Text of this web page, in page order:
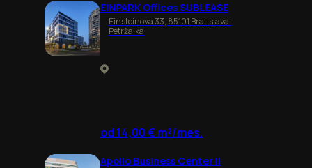
EINPARK Offices SUBLEASE
Einsteinova 33, 85101 Bratislava-
Petržalka
od 14,00 € m²/mes.
Apollo Business Center II